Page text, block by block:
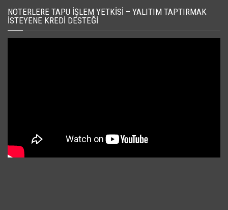
NOTERLERE TAPU İŞLEM YETKISI – YALITIM TAPTIRMAK
İSTEYENE KREDI DESTEĞI